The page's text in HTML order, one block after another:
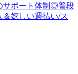
サポート体制◎普段
嬉しい週払い/ス